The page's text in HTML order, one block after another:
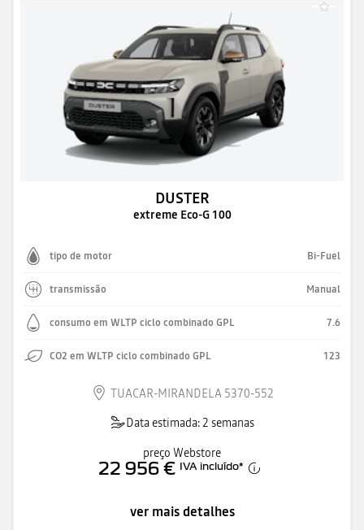
DUSTER
extreme Eco-G 100
tipo de motor Bi-Fuel
transmissão Manual
consumo em WLTP ciclo combinado GPL 7.6
CO2 em WLTP ciclo combinado GPL 123
TUACAR-MIRANDELA 5370-552
Data estimada: 2 semanas
preço Webstore
22 956 € IVA incluído*
ver mais detalhes